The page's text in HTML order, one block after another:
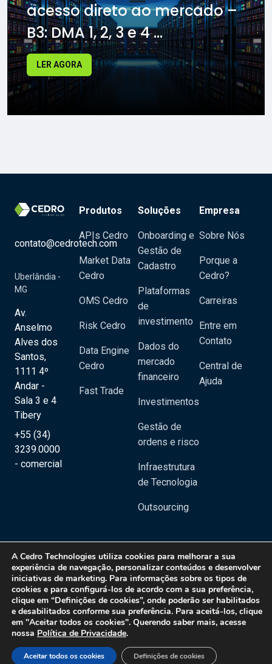
acesso direto ao mercado –
B3: DMA 1, 2, 3 e 4 ...
LER AGORA
A Cedro Technologies utiliza cookies para melhorar a sua
experiência de navegação, personalizar conteúdos e desenvolver
iniciativas de marketing. Para informações sobre os tipos de
cookies e para configurá-los de acordo com a sua preferência,
clique em “Definições de cookies”, onde poderão ser habilitados
e desabilitados conforme sua preferência. Para aceitá-los, clique
em "Aceitar todos os cookies". Querendo saber mais, acesse
nossa Política de Privacidade.
Aceitar todos os cookies Definições de cookies
contato@cedrotech.com
Uberlândia -
MG
Av.
Anselmo
Alves dos
Santos,
1111 4º
Andar -
Sala 3 e 4
Tibery
+55 (34)
3239.0000
- comercial
Produtos
APIs Cedro
Market Data
Cedro
OMS Cedro
Risk Cedro
Data Engine
Cedro
Fast Trade
Soluções
Onboarding e
Gestão de
Cadastro
Plataformas
de
investimento
Dados do
mercado
financeiro
Investimentos
Gestão de
ordens e risco
Infraestrutura
de Tecnologia
Outsourcing
Empresa
Sobre Nós
Porque a
Cedro?
Carreiras
Entre em
Contato
Central de
Ajuda
Copyright 2020 © Cedro Technologies - Todos os direitos reservados | CNPJ:
20.129.023/0001-08
Política de Privacidade